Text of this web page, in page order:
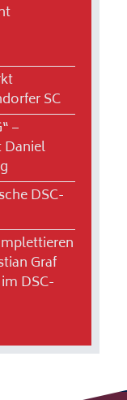
SC
–
Daniel
DSC-
Graf
DSC-